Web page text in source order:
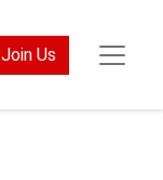
Join Us